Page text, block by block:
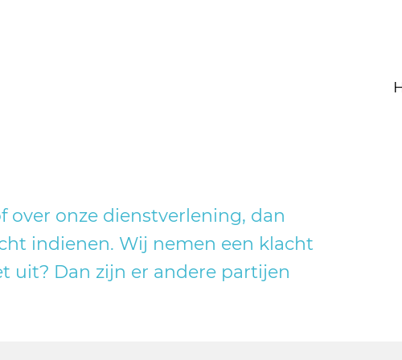
over onze dienstverlening, dan
indienen. Wij nemen een klacht
uit? Dan zijn er andere partijen